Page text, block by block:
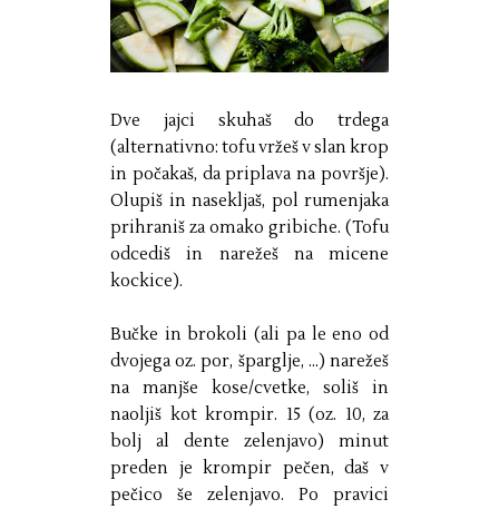
Dve jajci skuhaš do trdega
(alternativno: tofu vržeš v slan krop
in počakaš, da priplava na površje).
Olupiš in nasekljaš, pol rumenjaka
prihraniš za omako gribiche. (Tofu
odcediš in narežeš na micene
kockice).
Bučke in brokoli (ali pa le eno od
dvojega oz. por, šparglje, ...) narežeš
na manjše kose/cvetke, soliš in
naoljiš kot krompir. 15 (oz. 10, za
bolj al dente zelenjavo) minut
preden je krompir pečen, daš v
pečico še zelenjavo. Po pravici